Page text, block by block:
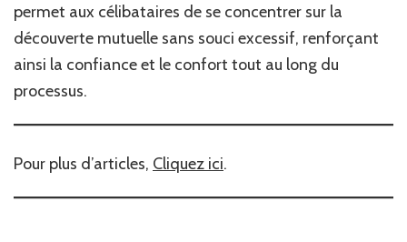
permet aux célibataires de se concentrer sur la
découverte mutuelle sans souci excessif, renforçant
ainsi la confiance et le confort tout au long du
processus.
Pour plus d’articles, Cliquez ici.